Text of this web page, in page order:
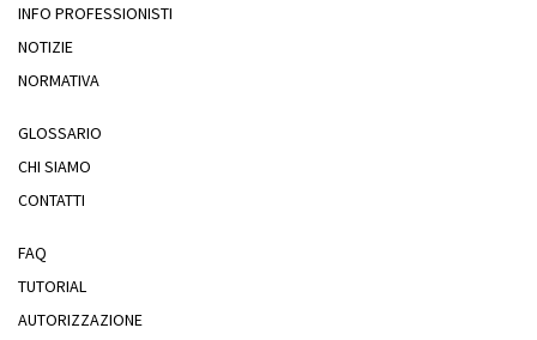
INFO PROFESSIONISTI
NOTIZIE
NORMATIVA
GLOSSARIO
CHI SIAMO
CONTATTI
FAQ
TUTORIAL
AUTORIZZAZIONE